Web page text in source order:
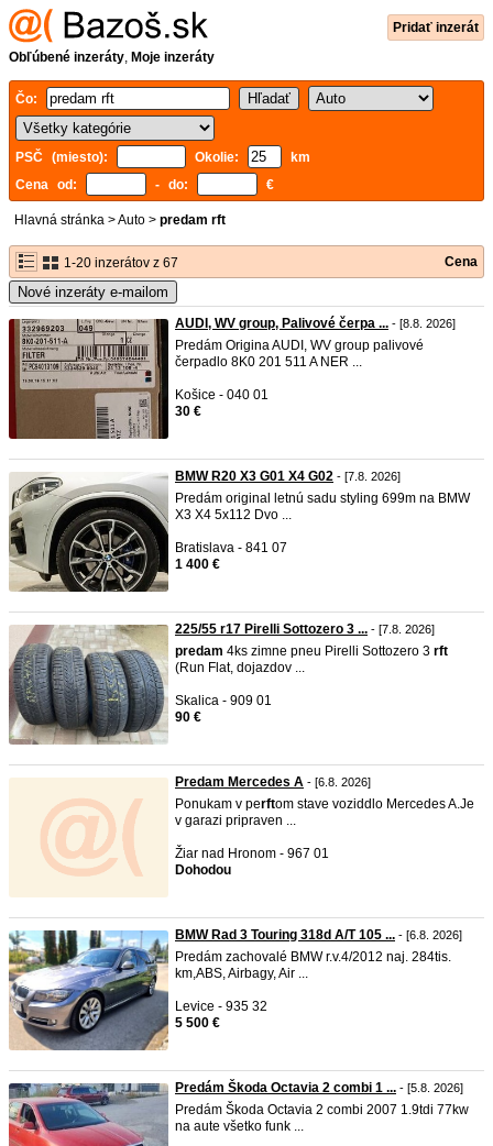
Pridať inzerát
Obľúbené inzeráty, Moje inzeráty
Čo:
PSČ (miesto): Okolie:
km
Cena od:
- do: €
Hlavná stránka >Auto > predam rft
1-20 inzerátov z 67 Cena
Nové inzeráty e-mailom
AUDI, WV group, Palivové čerpa ... - [8.8. 2026]
Predám Origina AUDI, WV group palivové
čerpadlo 8K0 201 511 A NER ...
Košice - 040 01
30 €
BMW R20 X3 G01 X4 G02 - [7.8. 2026]
Predám original letnú sadu styling 699m na BMW
X3 X4 5x112 Dvo ...
Bratislava - 841 07
1 400 €
225/55 r17 Pirelli Sottozero 3 ... - [7.8. 2026]
predam 4ks zimne pneu Pirelli Sottozero 3 rft
(Run Flat, dojazdov ...
Skalica - 909 01
90 €
Predam Mercedes A - [6.8. 2026]
Ponukam v perftom stave voziddlo Mercedes A.Je
v garazi pripraven ...
Žiar nad Hronom - 967 01
Dohodou
BMW Rad 3 Touring 318d A/T 105 ... - [6.8. 2026]
Predám zachovalé BMW r.v.4/2012 naj. 284tis.
km,ABS, Airbagy, Air ...
Levice - 935 32
5 500 €
Predám Škoda Octavia 2 combi 1 ... - [5.8. 2026]
Predám Škoda Octavia 2 combi 2007 1.9tdi 77kw
na aute všetko funk ...